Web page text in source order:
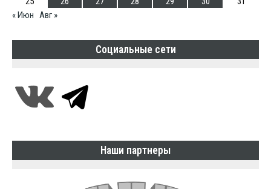
« Июн Авг »
Социальные сети
Наши партнеры